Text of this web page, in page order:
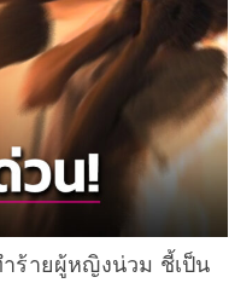
ร้ายผู้หญิงน่วม ชี้เป็น